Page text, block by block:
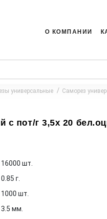
О КОМПАНИИ
универсальные Саморез
пот/г 3,5х 20
16000 шт.
0.85 г.
1000 шт.
3.5 мм.